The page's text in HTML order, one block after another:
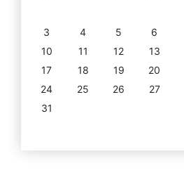
3
4 5 6
10
11 12 13
17
18 19 20
24
25 26 27
31